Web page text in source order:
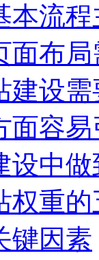
本流
面布
建设
面容
设中
权重
键因素